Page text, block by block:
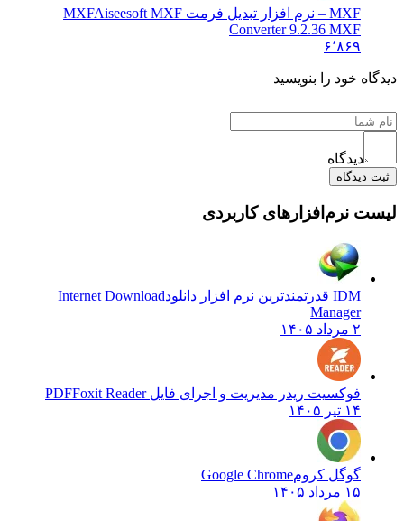
Aiseesoft MXF
Converter 9.2.36 MXF
خود را بنویسید
نرم‌افزارهای کاربردی
Internet Download
Manager
فوکسیت ریدر مدیریت و اجرای فایل PDFFoxit Reader
گوگل کروم Google Chrome